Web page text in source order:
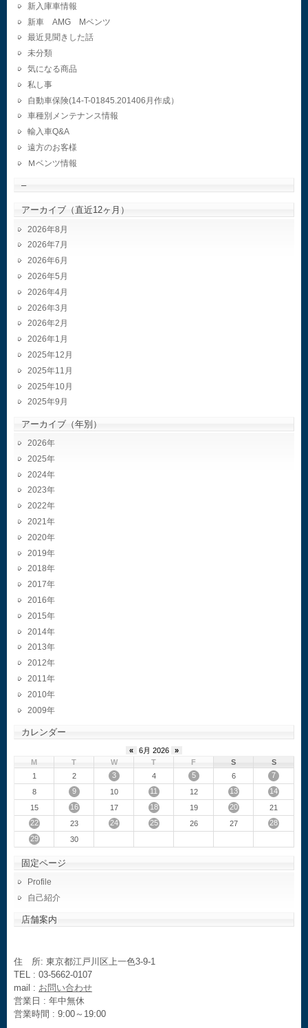
新入庫車情報
新車 AMG Mベンツ
最近見聞きした話
未分類
気になる商品
私し事
自動車保険(14-T-01845.201406月作成）
車種別メンテナンス情報
輸入車Q&A
遠方のお客様
Ｍベンツ情報
–
アーカイブ（直近12ヶ月）
2026年8月
2026年7月
2026年6月
2026年5月
2026年4月
2026年3月
2026年2月
2026年1月
2025年12月
2025年11月
2025年10月
2025年9月
アーカイブ（年別）
2026
2025
2024
2023
2022
2021
2020
2019
2018
2017
2016
2015
2014
2013
2012
2011
2010
2009
カレンダー
« 6月 2026
»
M
T W T F S
S
1
2 3 4 5 6
7
8
9 10 11 12 13
14
15
16 17 18 19 20
21
22
23 24 25 26 27
28
29
30
固定ページ
Profile
自己紹介
店舗案内
住 所: 東京都江戸川区上一色3-9-1
TEL : 03-5662-0107
mail : お問い合わせ
営業日 : 年中無休
営業時間 : 9:00～19:00